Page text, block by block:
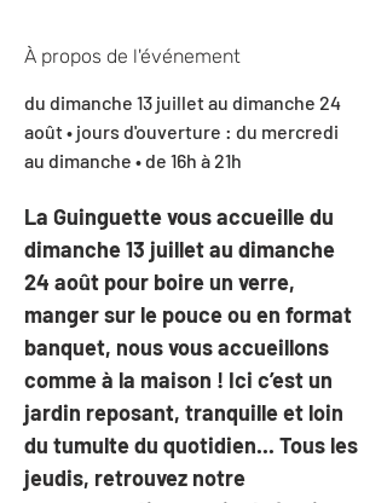
À propos de l'événement
du dimanche 13 juillet au dimanche 24
août • jours d'ouverture : du mercredi
au dimanche • de 16h à 21h
La Guinguette vous accueille du
dimanche 13 juillet au dimanche
24 août pour boire un verre,
manger sur le pouce ou en format
banquet, nous vous accueillons
comme à la maison ! Ici c’est un
jardin reposant, tranquille et loin
du tumulte du quotidien... Tous les
jeudis, retrouvez notre